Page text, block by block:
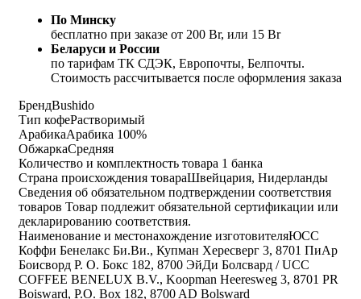
По Минску
бесплатно при заказе от 200 Br, или 15 Br
Беларуси и России
по тарифам ТК СДЭК, Европочты, Белпочты.
Стоимость рассчитывается после оформления заказа
БрендBushido
Тип кофеРастворимый
АрабикаАрабика 100%
ОбжаркаСредняя
Количество и комплектность товара 1 банка
Страна происхождения товараШвейцария, Нидерланды
Сведения об обязательном подтверждении соответствия
товаров Товар подлежит обязательной сертификации или
декларированию соответствия.
Наименование и местонахождение изготовителяЮСС
Коффи Бенелакс Би.Ви., Купман Хересверг 3, 8701 ПиАр
Боисворд Р. О. Бокс 182, 8700 ЭйДи Болсвард / UCC
COFFEE BENELUX B.V., Koopman Heeresweg 3, 8701 PR
Boisward, P.O. Box 182, 8700 AD Bolsward